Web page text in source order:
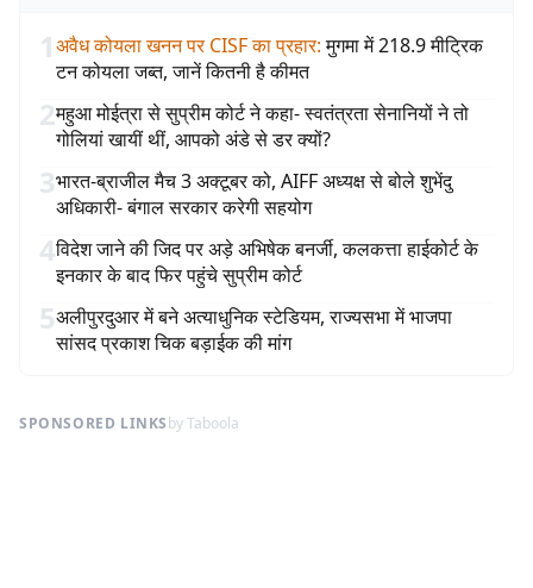
1अवैध कोयला खनन पर CISF का प्रहार: मुगमा में 218.9 मीट्रिक
टन कोयला जब्त, जानें कितनी है कीमत
2महुआ मोईत्रा से सुप्रीम कोर्ट ने कहा- स्वतंत्रता सेनानियों ने तो
गोलियां खायीं थीं, आपको अंडे से डर क्यों?
3भारत-ब्राजील मैच 3 अक्टूबर को, AIFF अध्यक्ष से बोले शुभेंदु
अधिकारी- बंगाल सरकार करेगी सहयोग
4विदेश जाने की जिद पर अड़े अभिषेक बनर्जी, कलकत्ता हाईकोर्ट के
इनकार के बाद फिर पहुंचे सुप्रीम कोर्ट
5अलीपुरदुआर में बने अत्याधुनिक स्टेडियम, राज्यसभा में भाजपा
सांसद प्रकाश चिक बड़ाईक की मांग
SPONSORED LINKSby Taboola